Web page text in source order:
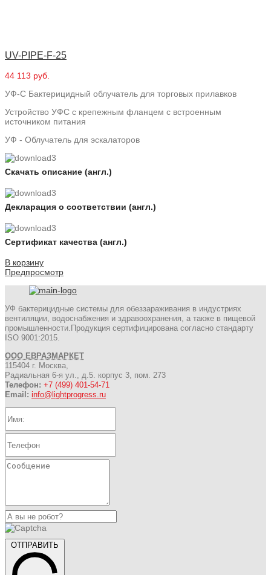
UV-PIPE-F-25
44 113 руб.
УФ-С Бактерицидный облучатель для торговых прилавков
Устройство УФС с крепежным фланцем с встроенным
источником питания
УФ - Облучатель для эскалаторов
Скачать описание (англ.)
Декларация о соответствии (англ.)
Сертификат качества (англ.)
В корзину
Предпросмотр
УФ бактерицидные системы для обеззараживания в индустриях
вентиляции, водоснабжения и здравоохранения, а также в пищевой
промышленности.Продукция сертифицирована согласно стандарту
ISO 9001:2015.
ООО ЕВРАЗМАРКЕТ
115404 г. Москва,
Радиальная 6-я ул., д.5. корпус 3, пом. 273
Телефон: +7 (499) 401-54-71
Email: info@lightprogress.ru
ОТПРАВИТЬ